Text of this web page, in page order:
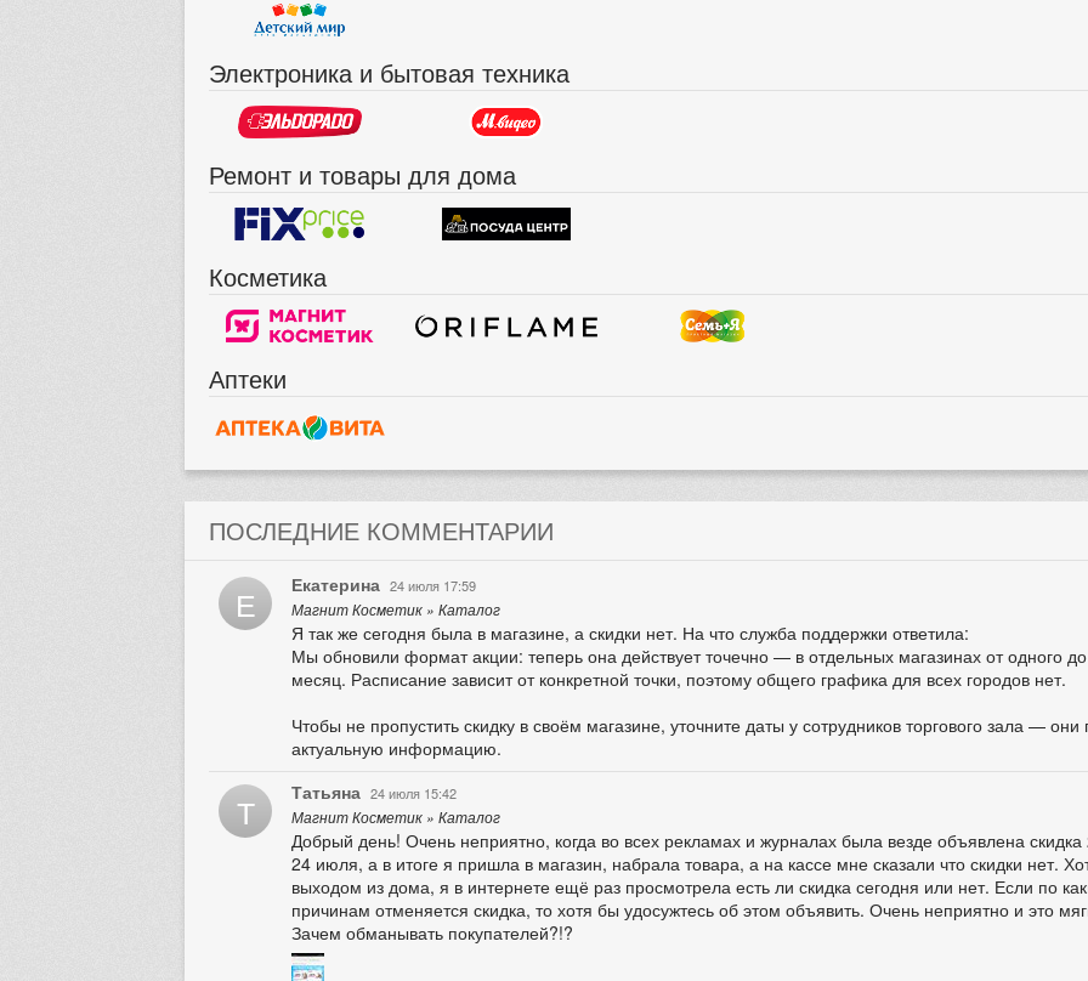
Электроника и бытовая техника
Ремонт и товары для дома
Косметика
Аптеки
ПОСЛЕДНИЕ КОММЕНТАРИИ
Е Екатерина 24 июля 17:59
Магнит Косметик » Каталог
Я так же сегодня была в магазине, а скидки нет. На что служба поддержки ответила:
Мы обновили формат акции: теперь она действует точечно — в отдельных магазинах от одного до
месяц. Расписание зависит от конкретной точки, поэтому общего графика для всех городов нет.
Чтобы не пропустить скидку в своём магазине, уточните даты у сотрудников торгового зала — они
актуальную информацию.
Т Татьяна 24 июля 15:42
Магнит Косметик » Каталог
Добрый день! Очень неприятно, когда во всех рекламах и журналах была везде объявлена скидка
24 июля, а в итоге я пришла в магазин, набрала товара, а на кассе мне сказали что скидки нет.
выходом из дома, я в интернете ещё раз просмотрела есть ли скидка сегодня или нет. Если по
причинам отменяется скидка, то хотя бы удосужтесь об этом объявить. Очень неприятно и это
Зачем обманывать покупателей?!?